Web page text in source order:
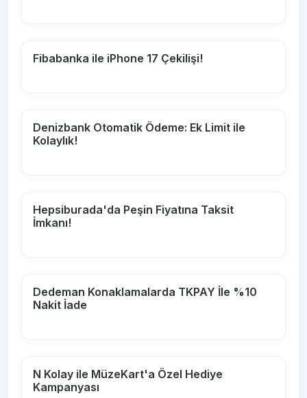
Fibabanka ile iPhone 17 Çekilişi!
Denizbank Otomatik Ödeme: Ek Limit ile
Kolaylık!
Hepsiburada'da Peşin Fiyatına Taksit
İmkanı!
Dedeman Konaklamalarda TKPAY İle %10
Nakit İade
N Kolay ile MüzeKart'a Özel Hediye
Kampanyası